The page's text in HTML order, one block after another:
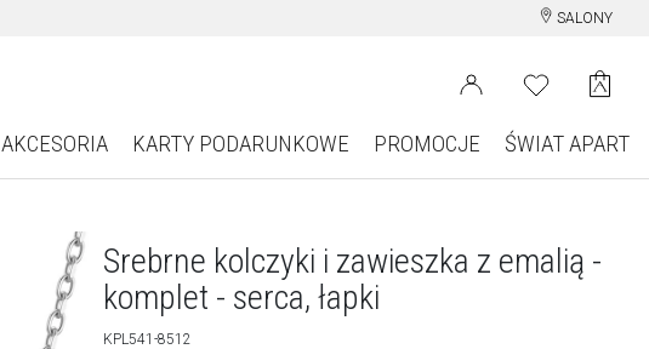
SALONY
AKCESORIA KARTY PODARUNKOWE PROMOCJE ŚWIAT APART
Srebrne kolczyki i zawieszka z emalią -
komplet - serca, łapki
KPL541-8512